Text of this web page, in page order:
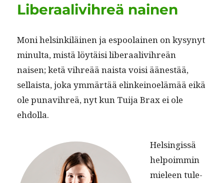
Liberaalivihreä nainen
Moni helsinkiläi­nen ja espoolainen on kysynyt
min­ul­ta, mis­tä löytäisi lib­er­aalivihreän
naisen; ketä vihreää naista voisi äänestää,
sel­l­aista, joka ymmärtää elinkei­noelämää eikä
ole punav­ihreä, nyt kun Tui­ja Brax ei ole
ehdolla.
Helsingis­sä
helpoim­min
mieleen tule­